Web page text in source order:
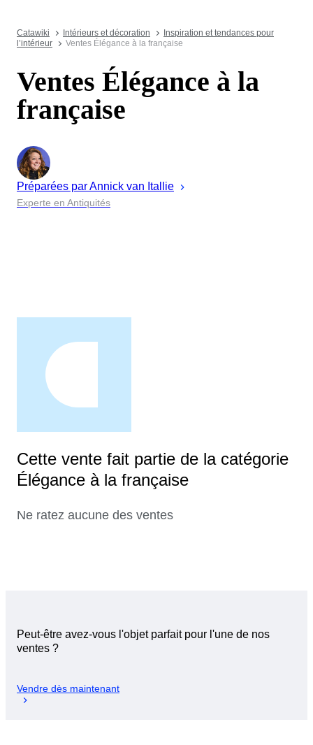
Catawiki Intérieurs et décoration
Inspiration et tendances pour
l’intérieur
Ventes Élégance à la française
Ventes Élégance à la
française
Préparées parAnnick van Itallie
Experte en Antiquités
Cette vente fait partie de la catégorie
Élégance à la française
Ne ratez aucune des ventes
Peut-être avez-vous l'objet parfait pour l'une de nos
ventes ?
Vendre dès maintenant